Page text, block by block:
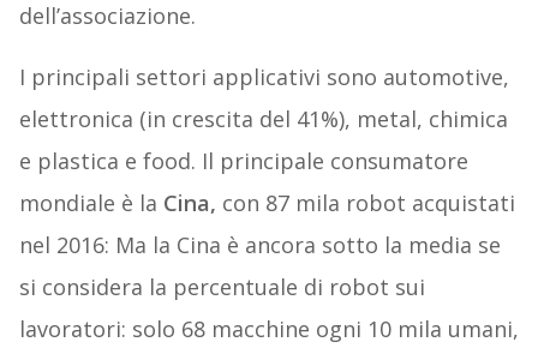
dell’associazione.
I principali settori applicativi sono automotive,
elettronica (in crescita del 41%), metal, chimica
e plastica e food. Il principale consumatore
mondiale è la Cina, con 87 mila robot acquistati
nel 2016: Ma la Cina è ancora sotto la media se
si considera la percentuale di robot sui
lavoratori: solo 68 macchine ogni 10 mila umani,